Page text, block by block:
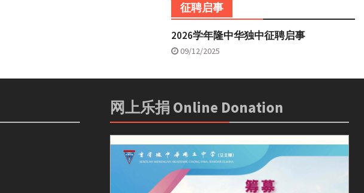
征聘启事
2026学年隆中华独中征聘启事
09/12/2025
网上乐捐 Online Donation